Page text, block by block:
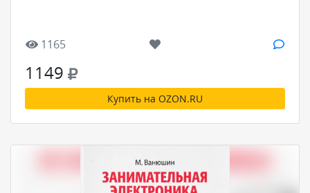
1165
1149
Купить на OZON.RU